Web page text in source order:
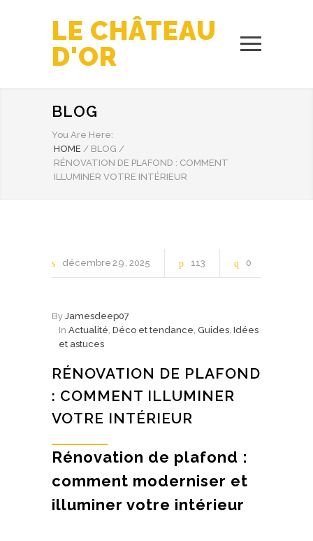
LE CHÂTEAU
D'OR
BLOG
You Are Here:
HOME / BLOG /
RÉNOVATION DE PLAFOND : COMMENT
ILLUMINER VOTRE INTÉRIEUR
décembre 29 2025 113 0
By Jamesdeep07
In Actualité, Déco et tendance, Guides, Idées
et astuces
RÉNOVATION DE PLAFOND
: COMMENT ILLUMINER
VOTRE INTÉRIEUR
Rénovation de plafond :
comment moderniser et
illuminer votre intérieur